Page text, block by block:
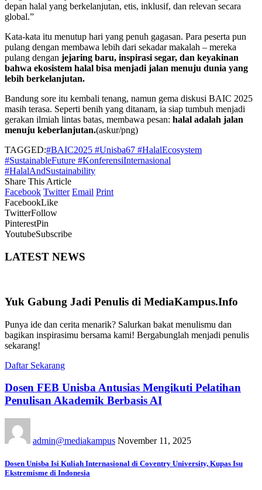
depan halal yang berkelanjutan, etis, inklusif, dan relevan secara
global.”
Kata-kata itu menutup hari yang penuh gagasan. Para peserta pun
pulang dengan membawa lebih dari sekadar makalah – mereka
pulang dengan jejaring baru, inspirasi segar, dan keyakinan
bahwa ekosistem halal bisa menjadi jalan menuju dunia yang
lebih berkelanjutan.
Bandung sore itu kembali tenang, namun gema diskusi BAIC 2025
masih terasa. Seperti benih yang ditanam, ia siap tumbuh menjadi
gerakan ilmiah lintas batas, membawa pesan: halal adalah jalan
menuju keberlanjutan.(askur/png)
TAGGED:#BAIC2025 #Unisba67 #HalalEcosystem
#SustainableFuture #KonferensiInternasional
#HalalAndSustainability
Share This Article
Facebook Twitter Email Print
FacebookLike
TwitterFollow
PinterestPin
YoutubeSubscribe
LATEST NEWS
Yuk Gabung Jadi Penulis di MediaKampus.Info
Punya ide dan cerita menarik? Salurkan bakat menulismu dan
bagikan inspirasimu bersama kami! Bergabunglah menjadi penulis
sekarang!
Daftar Sekarang
Dosen FEB Unisba Antusias Mengikuti Pelatihan
Penulisan Akademik Berbasis AI
admin@mediakampus November 11, 2025
Dosen Unisba Isi Kuliah Internasional di Coventry University, Kupas Isu
Ekstremisme di Indonesia